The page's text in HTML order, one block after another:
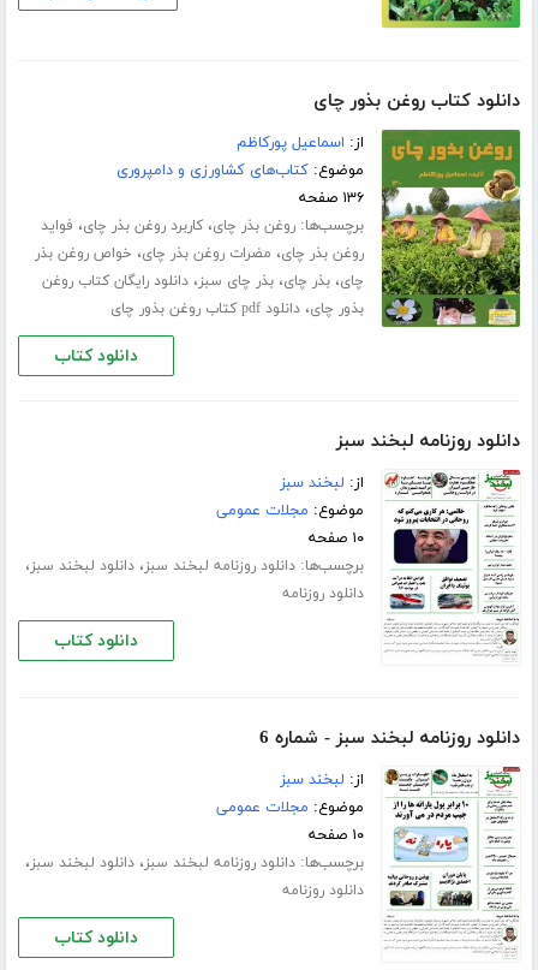
دانلود کتاب روغن بذور چای
از: اسماعیل پورکاظم
موضوع:کتاب‌های کشاورزی و دامپروری
۱۳۶ صفحه
برچسب‌ها:روغن بذر چای،کاربرد روغن بذر چای، فواید
روغن بذر چای، مضرات روغن بذر چای، خواص روغن بذر
چای،بذر چای،بذر چای سبز،دانلود رایگان کتاب روغن
بذور چای،دانلود pdf کتاب روغن بذور چای
دانلود کتاب
دانلود روزنامه لبخند سبز
از: لبخند سبز
موضوع: مجلات عمومی
۱۰ صفحه
برچسب‌ها:دانلود روزنامه لبخند سبز،دانلود لبخند سبز،
دانلود روزنامه
دانلود کتاب
دانلود روزنامه لبخند سبز - شماره 6
از: لبخند سبز
موضوع: مجلات عمومی
۱۰ صفحه
برچسب‌ها:دانلود روزنامه لبخند سبز،دانلود لبخند سبز،
دانلود روزنامه
دانلود کتاب